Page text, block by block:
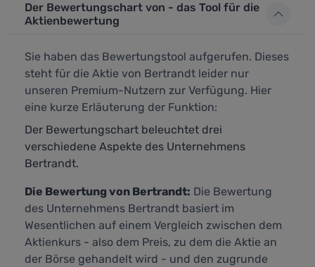
Der Bewertungschart von - das Tool für die
Aktienbewertung
Sie haben das Bewertungstool aufgerufen. Dieses
steht für die Aktie von Bertrandt leider nur
unseren Premium-Nutzern zur Verfügung. Hier
eine kurze Erläuterung der Funktion:
Der Bewertungschart beleuchtet drei
verschiedene Aspekte des Unternehmens
Bertrandt.
Die Bewertung von Bertrandt: Die Bewertung
des Unternehmens Bertrandt basiert im
Wesentlichen auf einem Vergleich zwischen dem
Aktienkurs - also dem Preis, zu dem die Aktie an
der Börse gehandelt wird - und den zugrunde